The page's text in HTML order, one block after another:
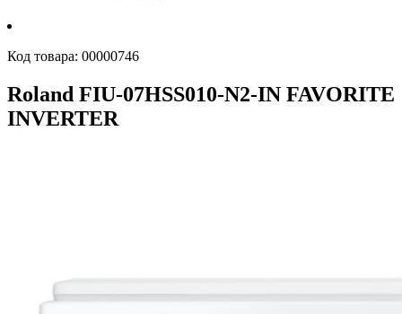
Код товара: 00000746
Roland FIU-07HSS010-N2-IN FAVORITE
INVERTER